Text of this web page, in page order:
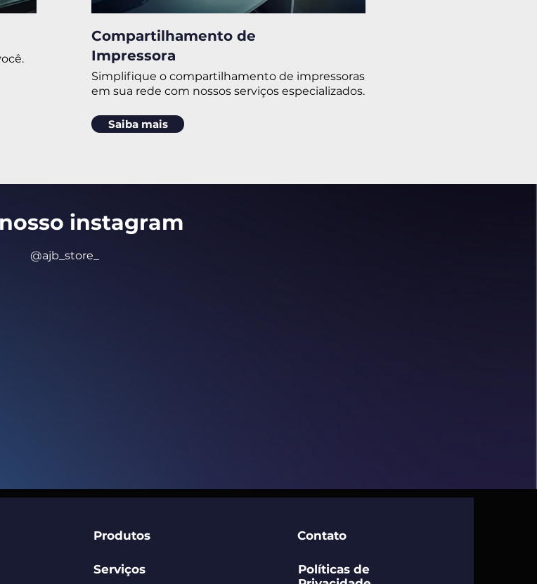
Compartilhamento de
Impressora
Simplifique o compartilhamento de impressoras
em sua rede com nossos serviços especializados.
Saiba mais
instagram
@ajb_store_
Produtos
Serviços
Contato
Políticas de